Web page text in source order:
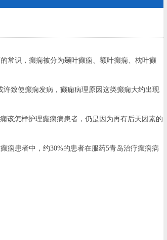
常识，癫痫被分为颞叶癫痫、额叶癫痫、枕叶癫
致使癫痫发病，癫痫病理原因这类癫痫大约出现
怎样护理癫痫病患者，仍是因为再有后天因素的
患者中，约30%的患者在服药5青岛治疗癫痫病